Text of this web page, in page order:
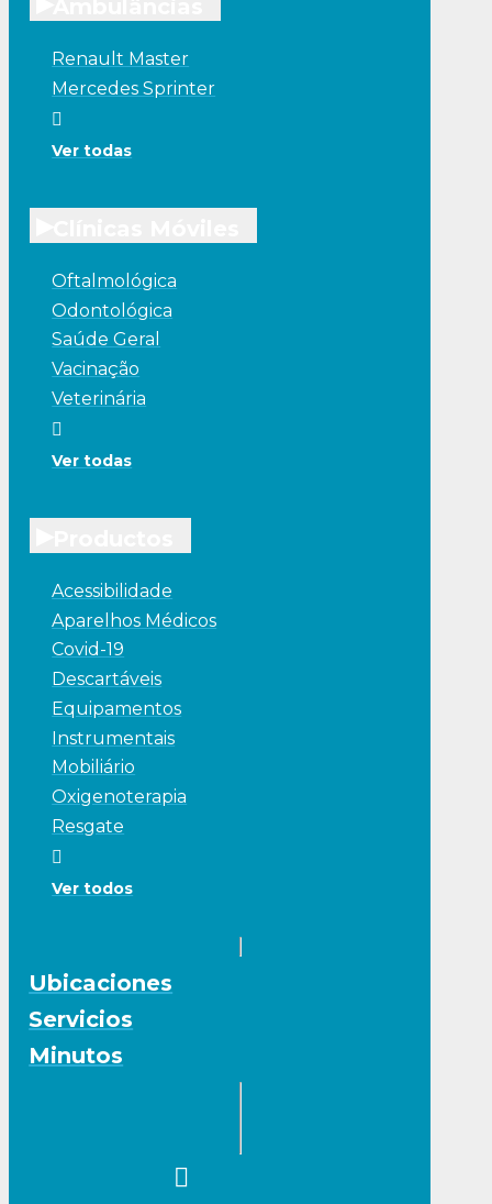
Renault Master
Mercedes Sprinter
Ver todas
Oftalmológica
Odontológica
Saúde Geral
Vacinação
Veterinária
Ver todas
Acessibilidade
Aparelhos Médicos
Covid-19
Descartáveis
Equipamentos
Instrumentais
Mobiliário
Oxigenoterapia
Resgate
Ver todos
Ubicaciones
Servicios
Minutos